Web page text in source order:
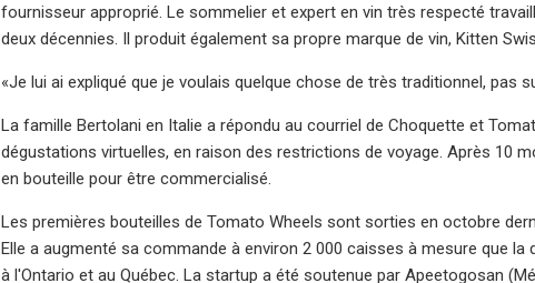
fournisseur approprié. Le sommelier et expert en vin très respecté
deux décennies. Il produit également sa propre marque de vin, Kitten
«Je lui ai expliqué que je voulais quelque chose de très traditionnel, pas
La famille Bertolani en Italie a répondu au courriel de Choquette et
dégustations virtuelles, en raison des restrictions de voyage. Après 10
en bouteille pour être commercialisé.
Les premières bouteilles de Tomato Wheels sont sorties en octobre
Elle a augmenté sa commande à environ 2 000 caisses à mesure que
à l'Ontario et au Québec. La startup a été soutenue par Apeetogosan